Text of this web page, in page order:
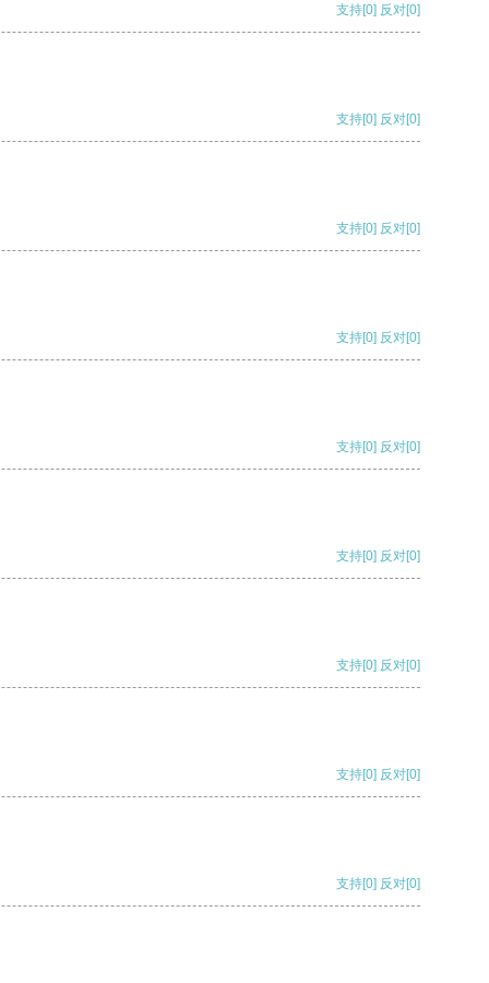
支持[0] 反对[0]
支持[0] 反对[0]
支持[0] 反对[0]
支持[0] 反对[0]
支持[0] 反对[0]
支持[0] 反对[0]
支持[0] 反对[0]
支持[0] 反对[0]
支持[0] 反对[0]